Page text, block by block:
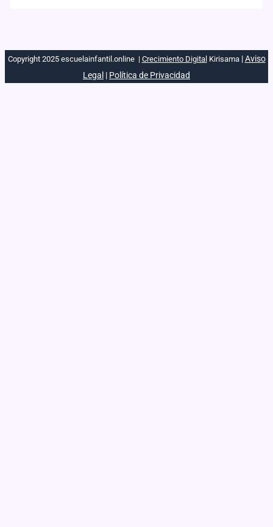
Copyright 2025 escuelainfantil.online | Crecimiento Digital Kirisama |Aviso
Legal | Política de Privacidad